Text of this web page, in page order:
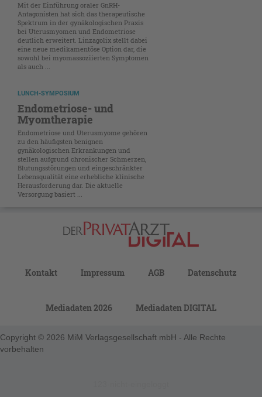
Mit der Einführung oraler GnRH-
Antagonisten hat sich das therapeutische
Spektrum in der gynäkologischen Praxis
bei Uterusmyomen und Endometriose
deutlich erweitert. Linzagolix stellt dabei
eine neue medikamentöse Option dar, die
sowohl bei myomassoziierten Symptomen
als auch ...
LUNCH-SYMPOSIUM
Endometriose- und
Myomtherapie
Endometriose und Uterusmyome gehören
zu den häufigsten benignen
gynäkologischen Erkrankungen und
stellen aufgrund chronischer Schmerzen,
Blutungs­störungen und eingeschränkter
Lebensqualität eine erhebliche klinische
Herausforderung dar. Die aktuelle
Versorgung basiert ...
Kontakt Impressum AGB Datenschutz
Mediadaten 2026 Mediadaten DIGITAL
Copyright © 2026 MiM Verlagsgesellschaft mbH - Alle Rechte
vorbehalten